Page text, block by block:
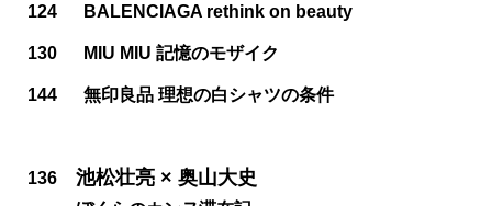
124 BALENCIAGA rethink on beauty
130 MIU MIU 記憶のモザイク
144 無印良品 理想の白シャツの条件
136 池松壮亮 × 奥山大史